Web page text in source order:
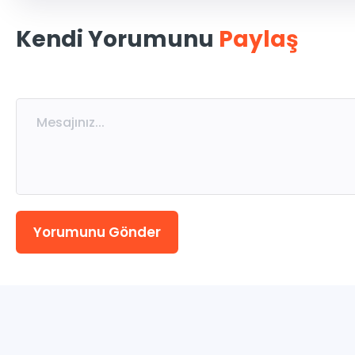
5. Sınıflar
9. Sınıflar
11. Sınıflar
Kendi Yorumunu Paylaş
Yorumunu Gönder